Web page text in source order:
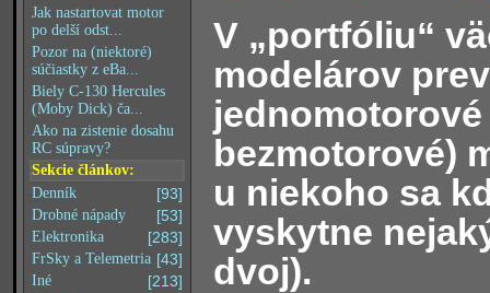
Jak nastartovat motor
po delší odst...
Pozor na (niektoré)
súčiastky z eBa...
Biely C-130 Hercules
(Moby Dick) ča...
Ako na zistenie dosahu
RC súpravy?
Sekcie článkov:
[93]
Denník
[53]
Drobné nápady
[283]
Elektronika
[43]
FrSky a Telemetria
[213]
Iné
V „portfóliu“
modelárov
jednomotorové
bezmotorové)
u niekoho sa
vyskytne
dvoj).